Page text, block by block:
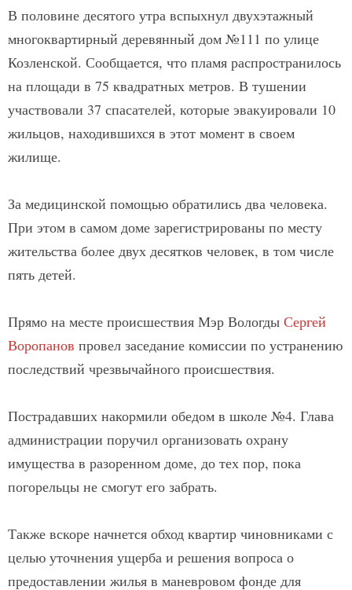
В половине десятого утра вспыхнул двухэтажный
многоквартирный деревянный дом №111 по улице
Козленской. Сообщается, что пламя распространилось
на площади в 75 квадратных метров. В тушении
участвовали 37 спасателей, которые эвакуировали 10
жильцов, находившихся в этот момент в своем
жилище.
За медицинской помощью обратились два человека.
При этом в самом доме зарегистрированы по месту
жительства более двух десятков человек, в том числе
пять детей.
Прямо на месте происшествия Мэр Вологды Сергей
Воропанов провел заседание комиссии по устранению
последствий чрезвычайного происшествия.
Пострадавших накормили обедом в школе №4. Глава
администрации поручил организовать охрану
имущества в разоренном доме, до тех пор, пока
погорельцы не смогут его забрать.
Также вскоре начнется обход квартир чиновниками с
целью уточнения ущерба и решения вопроса о
предоставлении жилья в маневровом фонде для